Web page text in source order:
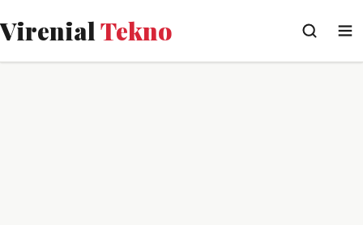
VirenialTekno